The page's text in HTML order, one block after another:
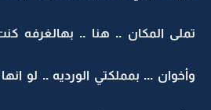
تملى المكان .. هنا .. بهالغرفه
وأخوان ... بمملكتي الورديه .. لو